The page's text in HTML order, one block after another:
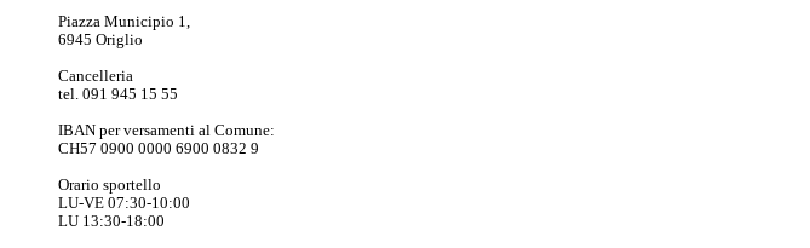
Piazza Municipio 1,
6945 Origlio
Cancelleria
tel. 091 945 15 55
IBAN per versamenti al Comune:
CH57 0900 0000 6900 0832 9
Orario sportello
LU-VE 07:30-10:00
LU 13:30-18:00